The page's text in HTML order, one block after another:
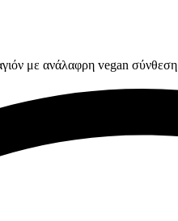
με ανάλαφρη vegan σύνθεση